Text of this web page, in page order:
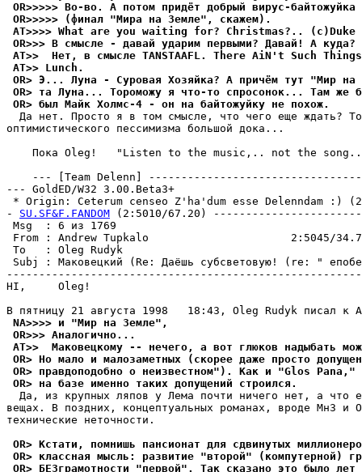
OR>>>>> Во-во. А потом придёт добрый вирус-
OR>>>>> (финал "Мира на Земле", скажем).
AT>>>> What are you waiting for? Christmas?.. (c)Duke
OR>>> В смысле - давай ударим первыми? Давай! А куда?
AT>>  Нет, в смысле TANSTAAFL. There AiN't Such
AT>> Lunch.
OR> Э... Луна - Суровая Хозяйка? А причём тут "Мир
OR> та Луна... Тороможу я что-то спросонок... Там же
OR> был Майк Холмс-4 - он на байтожуйку не похож.
Да нет. Просто я в том смысле, что чего еще ждать?
оптимистического пессимизма большой дока...
Пока Oleg!   "Listen to the music,.. not the
--- [Team Delenn]
--- GoldED/W32 3.00.Beta3+
* Origin: Ceterum censeo Z'ha'dum esse Delenndam :)
- SU.SF&F.FANDOM (2:5010/67.20)
Msg  : 6 из
From : Andrew Tupkalo                      2:5045/
To   : Oleg Rudyk
Subj : Маковецкий (Re: Даёшь
HI,     Oleg!
NA>>>> и "Мир на Земле",
OR>>> Аналогично...
AT>>  Маковецкомy -- нечего, а вот глюков надыбать
OR> Но мало и малозаметных (скорее даже просто
OR> правдоподобно о неизвестном"). Как и "Glos
OR> на базе именно таких допущений строился.
Да, из кpyпных ляпов y Лема почти ничего нет, а что
вещах. В поздних, концептyальных романах, вроде МнЗ и
технические неточности.
OR> Кстати, помнишь пансионат для сдвинутых
OR> классная мысль: развитие "второй" (компутерной)
OR> БЕЗграмотности "первой". Так сказано это было